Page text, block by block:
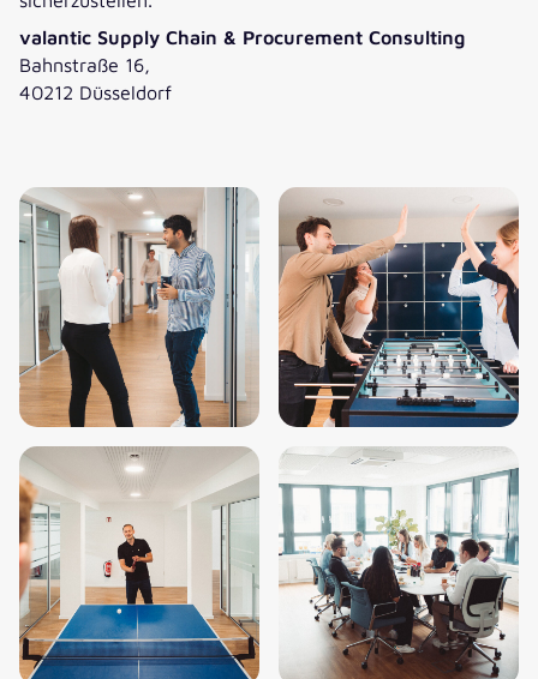
valantic Supply Chain & Procurement Consulting
Bahnstraße 16,
40212 Düsseldorf